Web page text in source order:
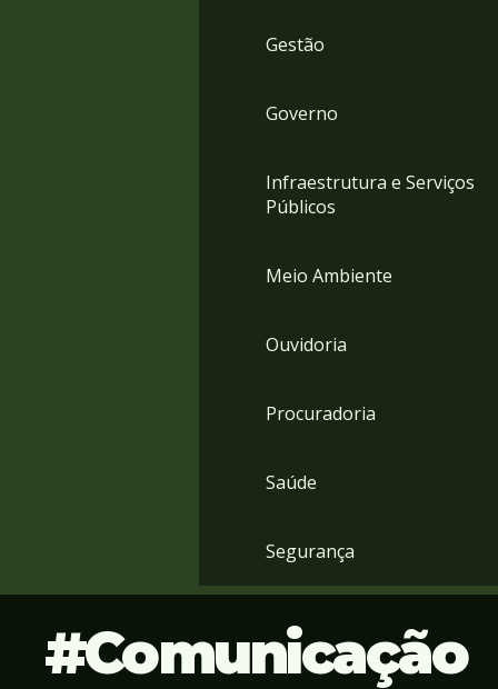
Gestão
Governo
Infraestrutura e Serviços
Públicos
Meio Ambiente
Ouvidoria
Procuradoria
Saúde
Segurança
Comunicação